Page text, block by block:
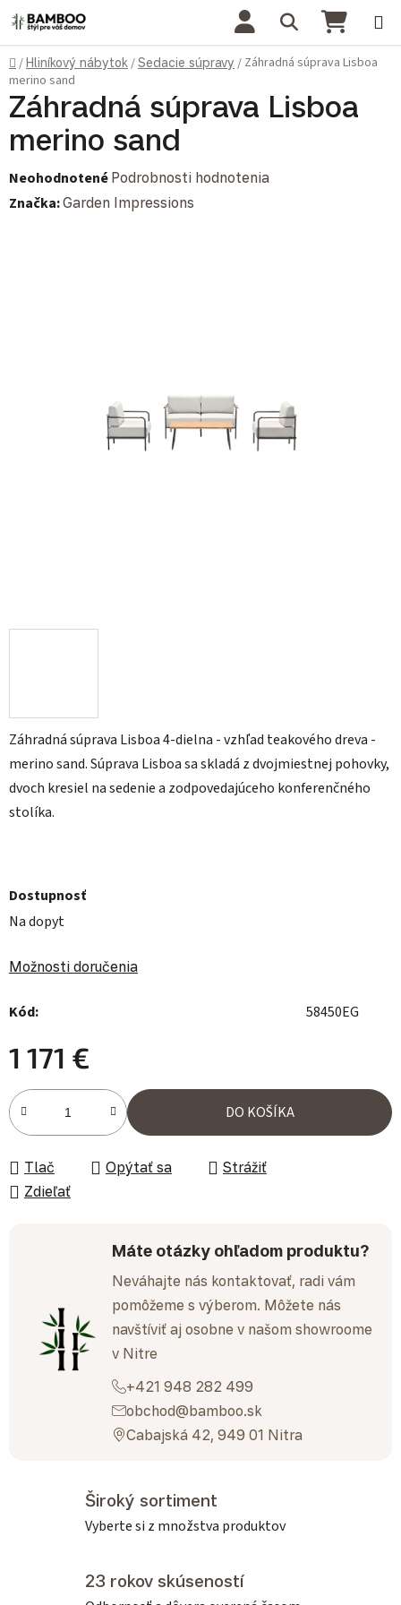
Prejsť na obsah Hľadať
Domov
/Hliníkový nábytok /Sedacie súpravy / Záhradná súprava Lisboa
merino sand
Záhradná súprava Lisboa 4-dielna - vzhľad teakového dreva -
merino sand. Súprava Lisboa sa skladá z dvojmiestnej pohovky,
dvoch kresiel na sedenie a zodpovedajúceho konferenčného
stolíka.
Dostupnosť
Na dopyt
Možnosti doručenia
Kód: 58450EG
1 171 €
Jednotková cena:
DO KOŠÍKA
Tlač Opýtať sa
Strážiť
Zdieľať
Máte otázky ohľadom produktu?
Neváhajte nás kontaktovať, radi vám
pomôžeme s výberom. Môžete nás
navštíviť aj osobne v našom showroome
v Nitre
+421 948 282 499
obchod@bamboo.sk
Cabajská 42, 949 01 Nitra
Záhradná súprava Lisboa
merino sand
Priemerné hodnotenie produktu je 0,0 z 5 hviezdičiek.
Neohodnotené Podrobnosti hodnotenia
Značka:Garden Impressions
Široký sortiment
Vyberte si z množstva produktov
23 rokov skúseností